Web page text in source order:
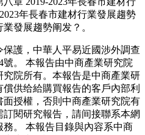
年長春市建材行業發展趨勢
發展趨勢阐发？。
護，中華人平易近國涉外調查
。 本報告由中商產業研究院
院所有。本報告是中商產業研
供给給購買報告的客戶內部利
授權，否則中商產業研究院有
閱研究報告，請间接聯系本網
。 本報告目錄與內容系中商